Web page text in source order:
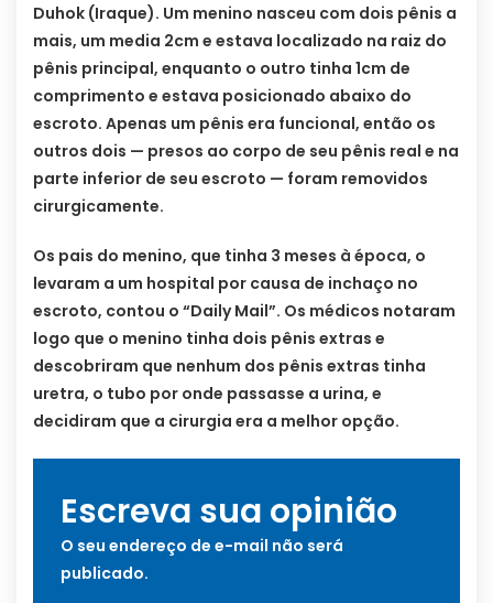
Duhok (Iraque). Um menino nasceu com dois pênis a
mais, um media 2cm e estava localizado na raiz do
pênis principal, enquanto o outro tinha 1cm de
comprimento e estava posicionado abaixo do
escroto. Apenas um pênis era funcional, então os
outros dois — presos ao corpo de seu pênis real e na
parte inferior de seu escroto — foram removidos
cirurgicamente.
Os pais do menino, que tinha 3 meses à época, o
levaram a um hospital por causa de inchaço no
escroto, contou o “Daily Mail”. Os médicos notaram
logo que o menino tinha dois pênis extras e
descobriram que nenhum dos pênis extras tinha
uretra, o tubo por onde passasse a urina, e
decidiram que a cirurgia era a melhor opção.
Escreva sua opinião
O seu endereço de e-mail não será
publicado.